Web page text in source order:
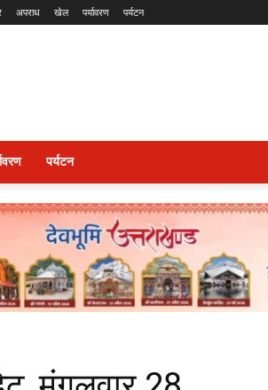
अपराध खेल पर्यावरण पर्यटन
पर्यटन